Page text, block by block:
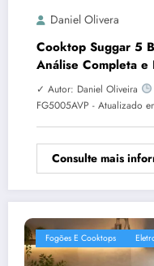
Daniel Olivera
Cooktop Suggar 5
Análise Completa e
✓ Autor: Daniel Oliveira
FG5005AVP - Atualizado
Consulte mais
Fogões E Cooktops